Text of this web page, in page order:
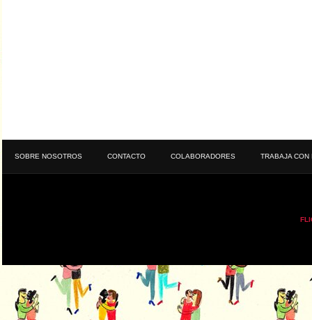
SOBRE NOSOTROS CONTACTO COLABORADORES TRABAJA CON